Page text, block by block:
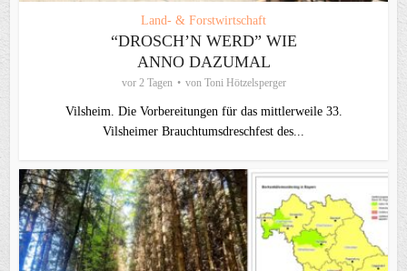
Land- & Forstwirtschaft
“DROSCH’N WERD” WIE
ANNO DAZUMAL
vor 2 Tagen von Toni Hötzelsperger
Vilsheim. Die Vorbereitungen für das mittlerweile 33.
Vilsheimer Brauchtumsdreschfest des...